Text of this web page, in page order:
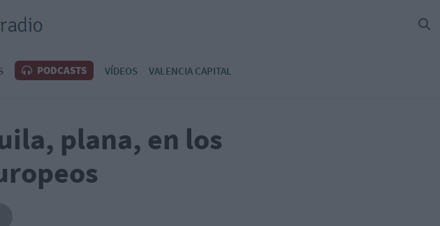
PODCASTS VÍDEOS VALENCIA CAPITAL
plana, en los